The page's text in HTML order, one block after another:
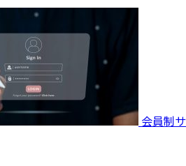
会員制サ